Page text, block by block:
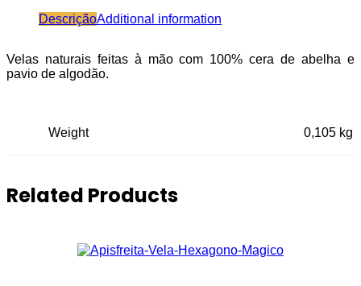
DescriçãoAdditional information
Velas naturais feitas à mão com 100% cera de abelha e
pavio de algodão.
Weight 0,105 kg
Related Products